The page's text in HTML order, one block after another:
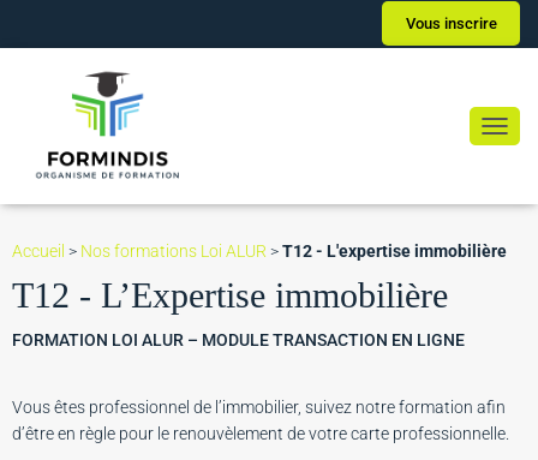
Vous inscrire
Accueil > Nos formations Loi ALUR >T12 - L'expertise immobilière
T12 - L’Expertise immobilière
FORMATION LOI ALUR – MODULE TRANSACTION EN LIGNE
Vous êtes professionnel de l’immobilier, suivez notre formation afin
d’être en règle pour le renouvèlement de votre carte professionnelle.